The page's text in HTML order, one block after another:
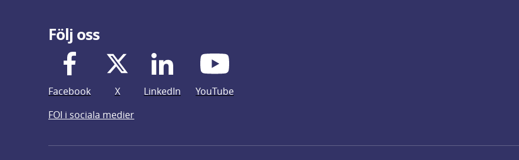
Följ oss
Facebook X LinkedIn
YouTube
FOI i sociala medier